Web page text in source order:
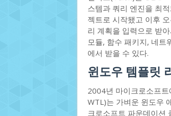
스템과 쿼리 엔진을 최
젝트로 시작됐고 이후
리 계획을 입력으로 받
모듈, 함수 패키지, 네트
에서 받을 수 있다.
윈도우 템플릿
2004년 마이크로소프
WTL)는 가벼운 윈도우
크로소프트 파운데이션